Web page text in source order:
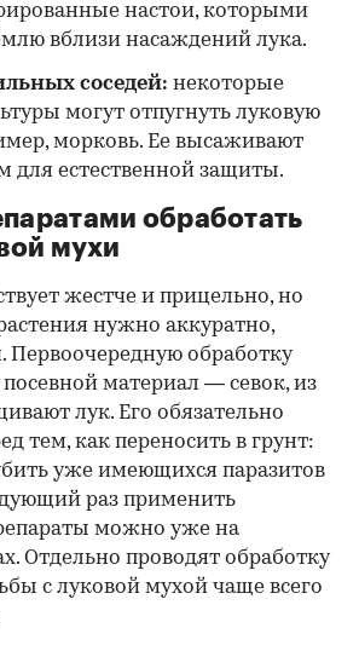
настои, которыми
вблизи насаждений лука.
соседей: некоторые
могут отпугнуть луковую
морковь. Ее высаживают
для естественной защиты.
обработать
мухи
жестче и прицельно, но
нужно аккуратно,
Первоочередную обработку
материал — севок, из
лук. Его обязательно
тем, как переносить в грунт:
уже имеющихся паразитов
раз применить
можно уже на
Отдельно проводят обработку
с луковой мухой чаще всего